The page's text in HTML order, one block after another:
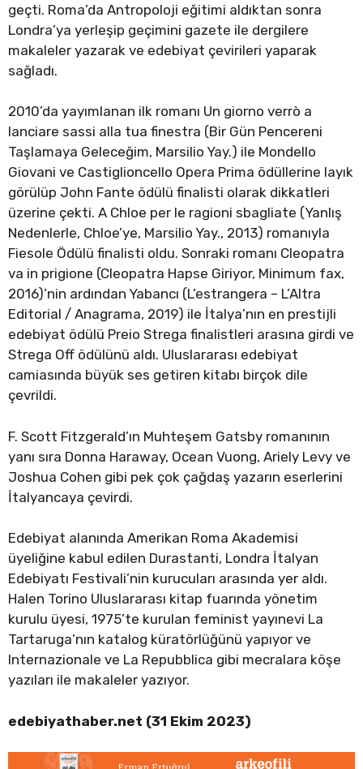
geçti. Roma’da Antropoloji eğitimi aldıktan sonra
Londra’ya yerleşip geçimini gazete ile dergilere
makaleler yazarak ve edebiyat çevirileri yaparak
sağladı.
2010’da yayımlanan ilk romanı Un giorno verrò a
lanciare sassi alla tua finestra (Bir Gün Pencereni
Taşlamaya Geleceğim, Marsilio Yay.) ile Mondello
Giovani ve Castiglioncello Opera Prima ödüllerine layık
görülüp John Fante ödülü finalisti olarak dikkatleri
üzerine çekti. A Chloe per le ragioni sbagliate (Yanlış
Nedenlerle, Chloe’ye, Marsilio Yay., 2013) romanıyla
Fiesole Ödülü finalisti oldu. Sonraki romanı Cleopatra
va in prigione (Cleopatra Hapse Giriyor, Minimum fax,
2016)’nin ardından Yabancı (L’estrangera – L’Altra
Editorial / Anagrama, 2019) ile İtalya’nın en prestijli
edebiyat ödülü Preio Strega finalistleri arasına girdi ve
Strega Off ödülünü aldı. Uluslararası edebiyat
camiasında büyük ses getiren kitabı birçok dile
çevrildi.
F. Scott Fitzgerald’ın Muhteşem Gatsby romanının
yanı sıra Donna Haraway, Ocean Vuong, Ariely Levy ve
Joshua Cohen gibi pek çok çağdaş yazarın eserlerini
İtalyancaya çevirdi.
Edebiyat alanında Amerikan Roma Akademisi
üyeliğine kabul edilen Durastanti, Londra İtalyan
Edebiyatı Festivali’nin kurucuları arasında yer aldı.
Halen Torino Uluslararası kitap fuarında yönetim
kurulu üyesi, 1975’te kurulan feminist yayınevi La
Tartaruga’nın katalog küratörlüğünü yapıyor ve
Internazionale ve La Repubblica gibi mecralara köşe
yazıları ile makaleler yazıyor.
edebiyathaber.net (31 Ekim 2023)